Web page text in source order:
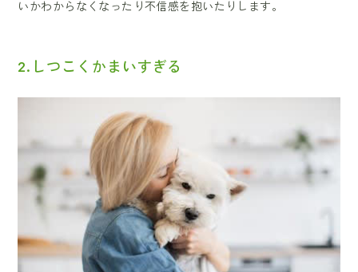
いかわからなくなったり不信感を抱いたりします。
2.しつこくかまいすぎる